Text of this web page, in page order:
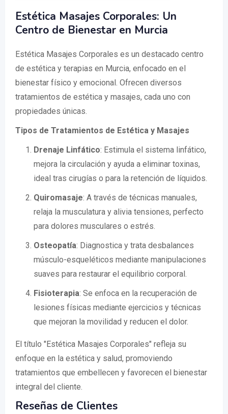
Estética Masajes Corporales: Un
Centro de Bienestar en Murcia
Estética Masajes Corporales es un destacado centro
de estética y terapias en Murcia, enfocado en el
bienestar físico y emocional. Ofrecen diversos
tratamientos de estética y masajes, cada uno con
propiedades únicas.
Tipos de Tratamientos de Estética y Masajes
Drenaje Linfático: Estimula el sistema linfático,
mejora la circulación y ayuda a eliminar toxinas,
ideal tras cirugías o para la retención de líquidos.
Quiromasaje: A través de técnicas manuales,
relaja la musculatura y alivia tensiones, perfecto
para dolores musculares o estrés.
Osteopatía: Diagnostica y trata desbalances
músculo-esqueléticos mediante manipulaciones
suaves para restaurar el equilibrio corporal.
Fisioterapia: Se enfoca en la recuperación de
lesiones físicas mediante ejercicios y técnicas
que mejoran la movilidad y reducen el dolor.
El título "Estética Masajes Corporales" refleja su
enfoque en la estética y salud, promoviendo
tratamientos que embellecen y favorecen el bienestar
integral del cliente.
Reseñas de Clientes